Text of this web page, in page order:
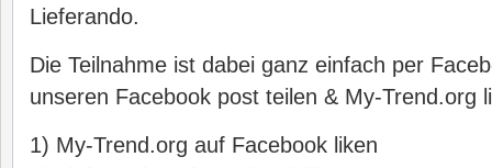
Lieferando.
Die Teilnahme ist dabei ganz einfach per
unseren Facebook post teilen & My-Trend.org
1) My-Trend.org auf Facebook liken